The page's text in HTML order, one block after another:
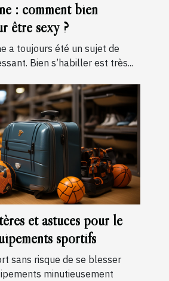
: comment bien
être sexy ?
a toujours été un sujet de
Bien s’habiller est très...
et astuces pour le
sportifs
sans risque de se blesser
minutieusement